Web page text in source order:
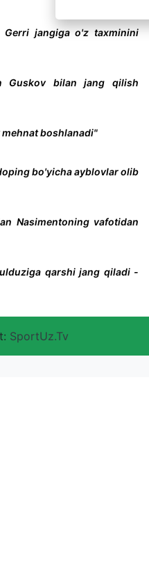
Gerri jangiga o'z taxminini
Guskov bilan jang qilish
boshlanadi"
bo'yicha ayblovlar olib
Nasimentoning vafotidan
qarshi jang qiladi -
SportUz.Tv